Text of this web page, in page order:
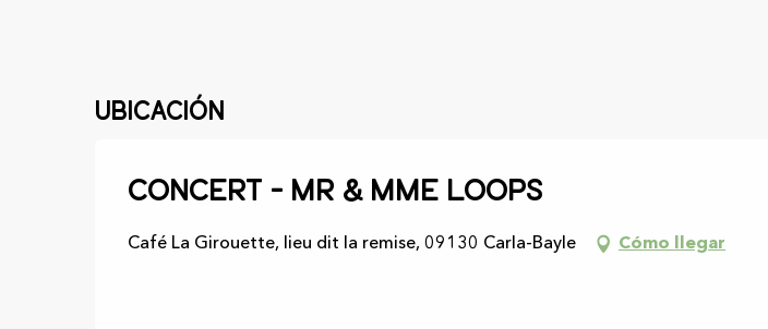
Ubicación
Concert - Mr & Mme Loops
Café La Girouette, lieu dit la remise, 09130 Carla-Bayle Cómo llegar